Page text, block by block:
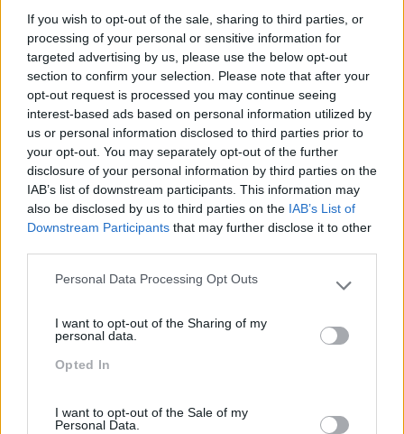
If you wish to opt-out of the sale, sharing to third parties, or
processing of your personal or sensitive information for
targeted advertising by us, please use the below opt-out
section to confirm your selection. Please note that after your
opt-out request is processed you may continue seeing
interest-based ads based on personal information utilized by
us or personal information disclosed to third parties prior to
your opt-out. You may separately opt-out of the further
disclosure of your personal information by third parties on the
IAB’s list of downstream participants. This information may
also be disclosed by us to third parties on the IAB’s List of
Downstream Participants that may further disclose it to other
Please note that this website/app uses one or more Google
not limited to your visit or usage behaviour. You may click to
grant or deny consent to Google and its third-party tags to
use your data for below specified purposes in below Google
Personal Data Processing Opt Outs
I want to opt-out of the Sharing of my
personal data.
Opted In
I want to opt-out of the Sale of my
Personal Data.
“PREPARAR AS PESSOAS PARA APRENDER A
REAPRENDER” É O GRANDE DESAFIO PARA OS
PRÓXIMOS ANOS
Recursos Humanos do país – a ExpoRH -, fomos ouvir
Raquel Rebelo, CEO da Abilways Portugal. A responsável
conta de que forma a empresa está…
LEIA MAIS